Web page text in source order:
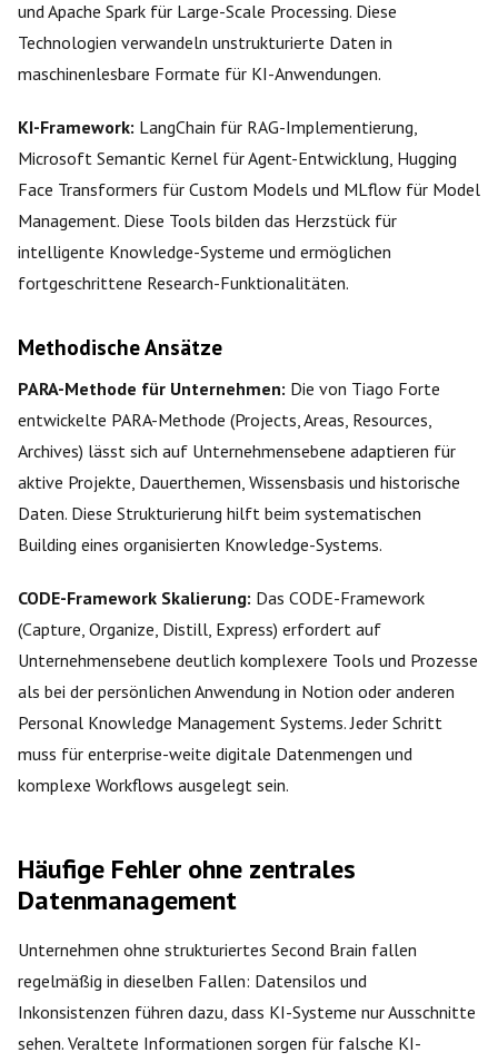
und Apache Spark für Large-Scale Processing. Diese
Technologien verwandeln unstrukturierte Daten in
maschinenlesbare Formate für KI-Anwendungen.
KI-Framework: LangChain für RAG-Implementierung,
Microsoft Semantic Kernel für Agent-Entwicklung, Hugging
Face Transformers für Custom Models und MLflow für Model
Management. Diese Tools bilden das Herzstück für
intelligente Knowledge-Systeme und ermöglichen
fortgeschrittene Research-Funktionalitäten.
Methodische Ansätze
PARA-Methode für Unternehmen: Die von Tiago Forte
entwickelte PARA-Methode (Projects, Areas, Resources,
Archives) lässt sich auf Unternehmensebene adaptieren für
aktive Projekte, Dauerthemen, Wissensbasis und historische
Daten. Diese Strukturierung hilft beim systematischen
Building eines organisierten Knowledge-Systems.
CODE-Framework Skalierung: Das CODE-Framework
(Capture, Organize, Distill, Express) erfordert auf
Unternehmensebene deutlich komplexere Tools und Prozesse
als bei der persönlichen Anwendung in Notion oder anderen
Personal Knowledge Management Systems. Jeder Schritt
muss für enterprise-weite digitale Datenmengen und
komplexe Workflows ausgelegt sein.
Häufige Fehler ohne zentrales
Datenmanagement
Unternehmen ohne strukturiertes Second Brain fallen
regelmäßig in dieselben Fallen: Datensilos und
Inkonsistenzen führen dazu, dass KI-Systeme nur Ausschnitte
sehen. Veraltete Informationen sorgen für falsche KI-